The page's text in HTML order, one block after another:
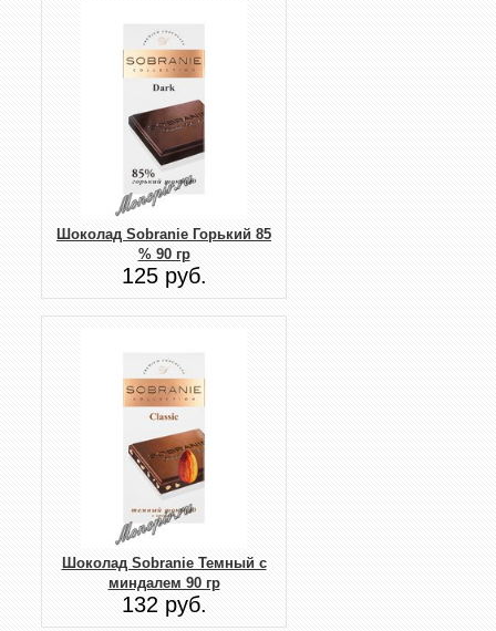
Шоколад Sobranie Горький 85
% 90 гр
125 руб.
Шоколад Sobranie Темный с
миндалем 90 гр
132 руб.